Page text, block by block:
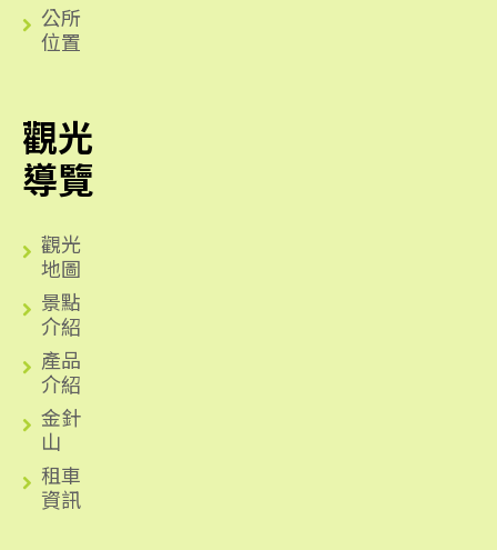
公所
位置
觀光
導覽
觀光
地圖
景點
介紹
產品
介紹
金針
山
租車
資訊